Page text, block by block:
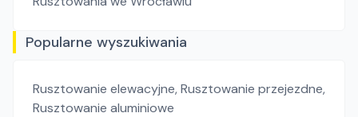
Popularne wyszukiwania
Rusztowanie elewacyjne,Rusztowanie przejezdne,
Rusztowanie aluminiowe